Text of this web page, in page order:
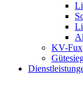
KV-Fux